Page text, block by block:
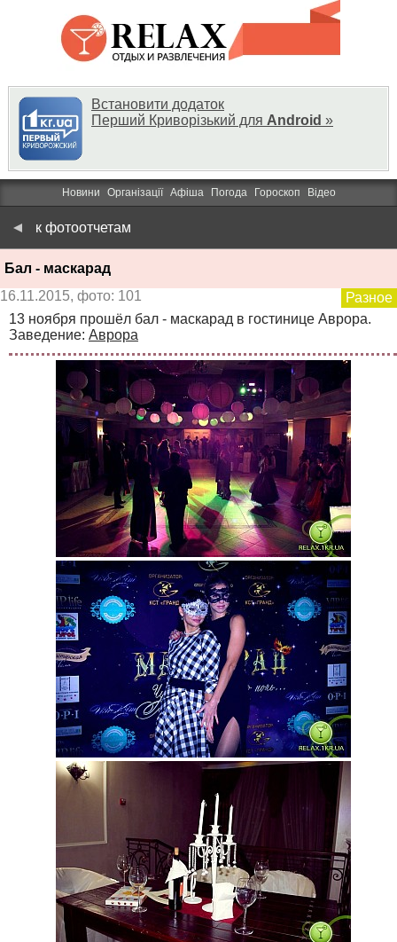
Встановити додаток
Перший Криворізький для Android »
Новини Організації Афіша Погода Гороскоп Відео
к фотоотчетам
Бал - маскарад
Разное
16.11.2015, фото: 101
13 ноября прошёл бал - маскарад в гостинице Аврора.
Заведение: Аврора